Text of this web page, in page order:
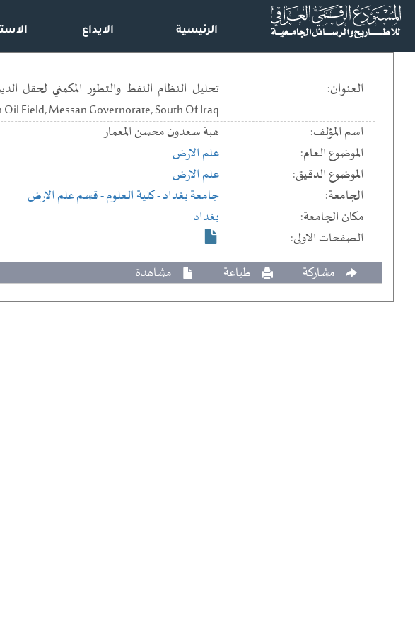
الرئيسية الايداع
العنوان:
Field, Messan Governorate, South Of Iraq
اسم المؤلف:
هبة سعدون محسن المعمار
الموضوع العام:
علم الارض
الموضوع الدقيق:
علم الارض
الجامعة:
جامعة بغداد- كلية العلوم- قسم علم الارض
مكان الجامعة:
بغداد
الصفحات الاولى:
مشاركة
طباعة مشاهدة